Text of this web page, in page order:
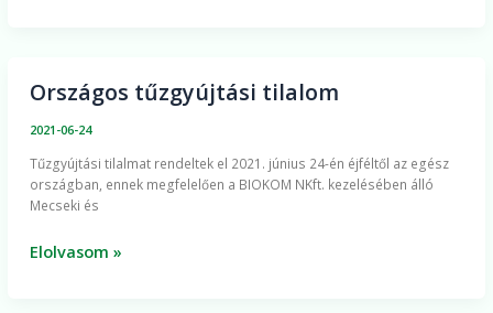
Országos tűzgyújtási tilalom
2021-06-24
Tűzgyújtási tilalmat rendeltek el 2021. június 24-én éjféltől az egész
országban, ennek megfelelően a BIOKOM NKft. kezelésében álló
Mecseki és
Országos
Elolvasom »